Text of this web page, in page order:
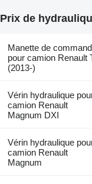
Prix de
Manette de
pour camion Renault
(2013-)
Vérin hydraulique
camion Renault
Magnum DXI
Vérin hydraulique
camion Renault
Magnum